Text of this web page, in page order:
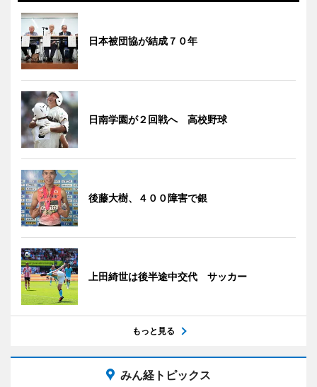
日本被団協が結成７０年
日南学園が２回戦へ 高校野球
後藤大樹、４００障害で銀
上田綺世は後半途中交代 サッカー
もっと見る
みん経トピックス